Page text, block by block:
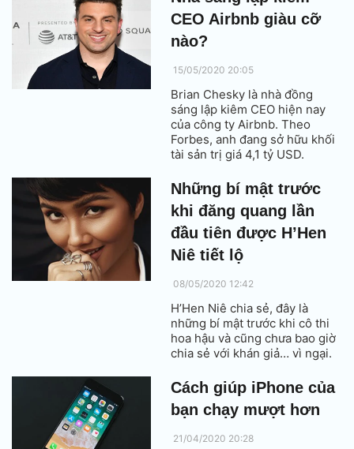
doanh thu.
CEO Airbnb giàu cỡ
nào?
15/05/2020 20:05
Brian Chesky là nhà đồng
sáng lập kiêm CEO hiện nay
của công ty Airbnb. Theo
Forbes, anh đang sở hữu khối
tài sản trị giá 4,1 tỷ USD.
Những bí mật trước
khi đăng quang lần
đầu tiên được H’Hen
Niê tiết lộ
08/05/2020 12:42
H’Hen Niê chia sẻ, đây là
những bí mật trước khi cô thi
hoa hậu và cũng chưa bao giờ
chia sẻ với khán giả… vì ngại.
Cách giúp iPhone của
bạn chạy mượt hơn
21/04/2020 20:28